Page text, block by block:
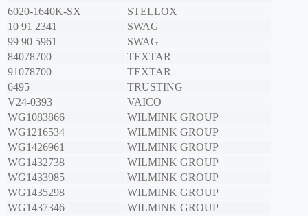
6020-1640K-SX
STELLOX
10 91 2341
SWAG
99 90 5961
SWAG
84078700
TEXTAR
91078700
TEXTAR
6495
TRUSTING
V24-0393
VAICO
WG1083866
WILMINK GROUP
WG1216534
WILMINK GROUP
WG1426961
WILMINK GROUP
WG1432738
WILMINK GROUP
WG1433985
WILMINK GROUP
WG1435298
WILMINK GROUP
WG1437346
WILMINK GROUP